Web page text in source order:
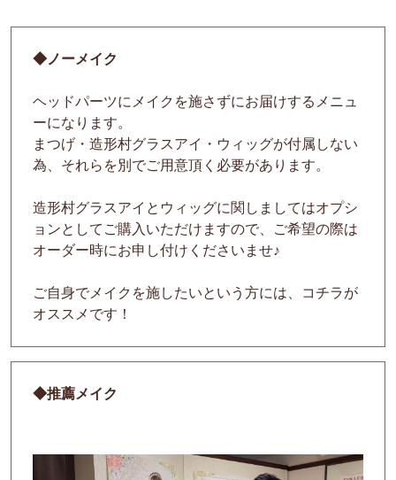
◆ノーメイク
ヘッドパーツにメイクを施さずにお届けするメニュ
ーになります。
まつげ・造形村グラスアイ・ウィッグが付属しない
為、それらを別でご用意頂く必要があります。
造形村グラスアイとウィッグに関しましてはオプシ
ョンとしてご購入いただけますので、ご希望の際は
オーダー時にお申し付けくださいませ♪
ご自身でメイクを施したいという方には、コチラが
オススメです！
◆推薦メイク